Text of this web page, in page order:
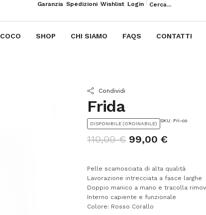
Garanzia Spedizioni Wishlist Login
COCO SHOP CHI SIAMO FAQS CONTATTI
Condividi
Frida
DISPONIBILE (ORDINABILE)
SKU: Fri-co
110,00€ 99,00€
Pelle scamosciata di alta qualità
Lavorazione intrecciata a fasce larghe
Doppio manico a mano e tracolla
Interno capiente e funzionale
Colore: Rosso Corallo